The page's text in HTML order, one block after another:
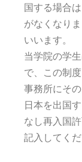
国する場合
がなくなり
いいます。
当学院の学
で、この制
事務所にそ
日本を出国
なし再入国
記入してくだ